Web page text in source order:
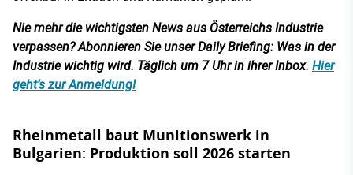
Nie mehr die wichtigsten News aus Österreichs Industrie
verpassen? Abonnieren Sie unser Daily Briefing: Was in der
Industrie wichtig wird. Täglich um 7 Uhr in ihrer Inbox. Hier
geht’s zur Anmeldung!
Rheinmetall baut Munitionswerk in
Bulgarien: Produktion soll 2026 starten